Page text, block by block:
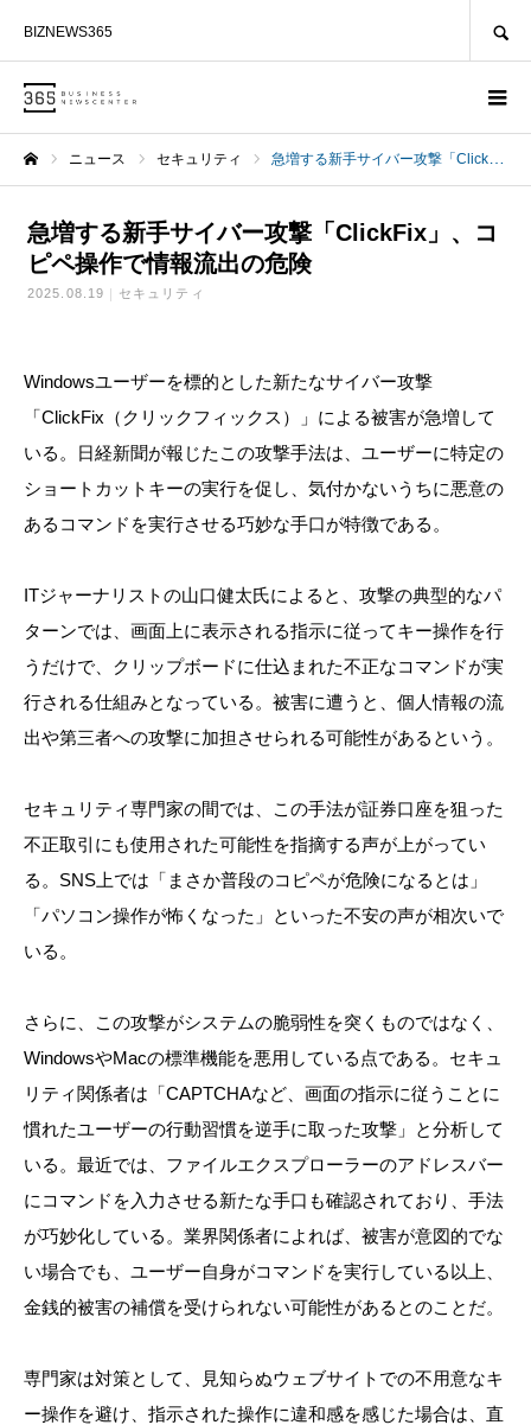
BIZNEWS365
ニュース セキュリティ 急増する新手サイバー攻撃「ClickFix」、コピペ操作で情報流出の危険
急増する新手サイバー攻撃「ClickFix」、コ
ピペ操作で情報流出の危険
2025.08.19 セキュリティ
Windowsユーザーを標的とした新たなサイバー攻撃
「ClickFix（クリックフィックス）」による被害が急増して
いる。日経新聞が報じたこの攻撃手法は、ユーザーに特定の
ショートカットキーの実行を促し、気付かないうちに悪意の
あるコマンドを実行させる巧妙な手口が特徴である。
ITジャーナリストの山口健太氏によると、攻撃の典型的なパ
ターンでは、画面上に表示される指示に従ってキー操作を行
うだけで、クリップボードに仕込まれた不正なコマンドが実
行される仕組みとなっている。被害に遭うと、個人情報の流
出や第三者への攻撃に加担させられる可能性があるという。
セキュリティ専門家の間では、この手法が証券口座を狙った
不正取引にも使用された可能性を指摘する声が上がってい
る。SNS上では「まさか普段のコピペが危険になるとは」
「パソコン操作が怖くなった」といった不安の声が相次いで
いる。
さらに、この攻撃がシステムの脆弱性を突くものではなく、
WindowsやMacの標準機能を悪用している点である。セキュ
リティ関係者は「CAPTCHAなど、画面の指示に従うことに
慣れたユーザーの行動習慣を逆手に取った攻撃」と分析して
いる。最近では、ファイルエクスプローラーのアドレスバー
にコマンドを入力させる新たな手口も確認されており、手法
が巧妙化している。業界関係者によれば、被害が意図的でな
い場合でも、ユーザー自身がコマンドを実行している以上、
金銭的被害の補償を受けられない可能性があるとのことだ。
専門家は対策として、見知らぬウェブサイトでの不用意なキ
ー操作を避け、指示された操作に違和感を感じた場合は、直